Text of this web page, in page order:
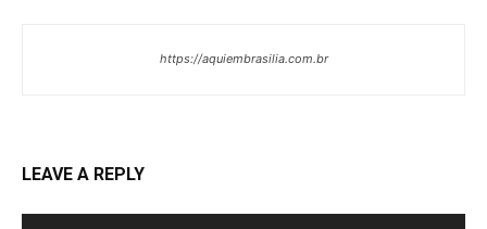
https://aquiembrasilia.com.br
LEAVE A REPLY